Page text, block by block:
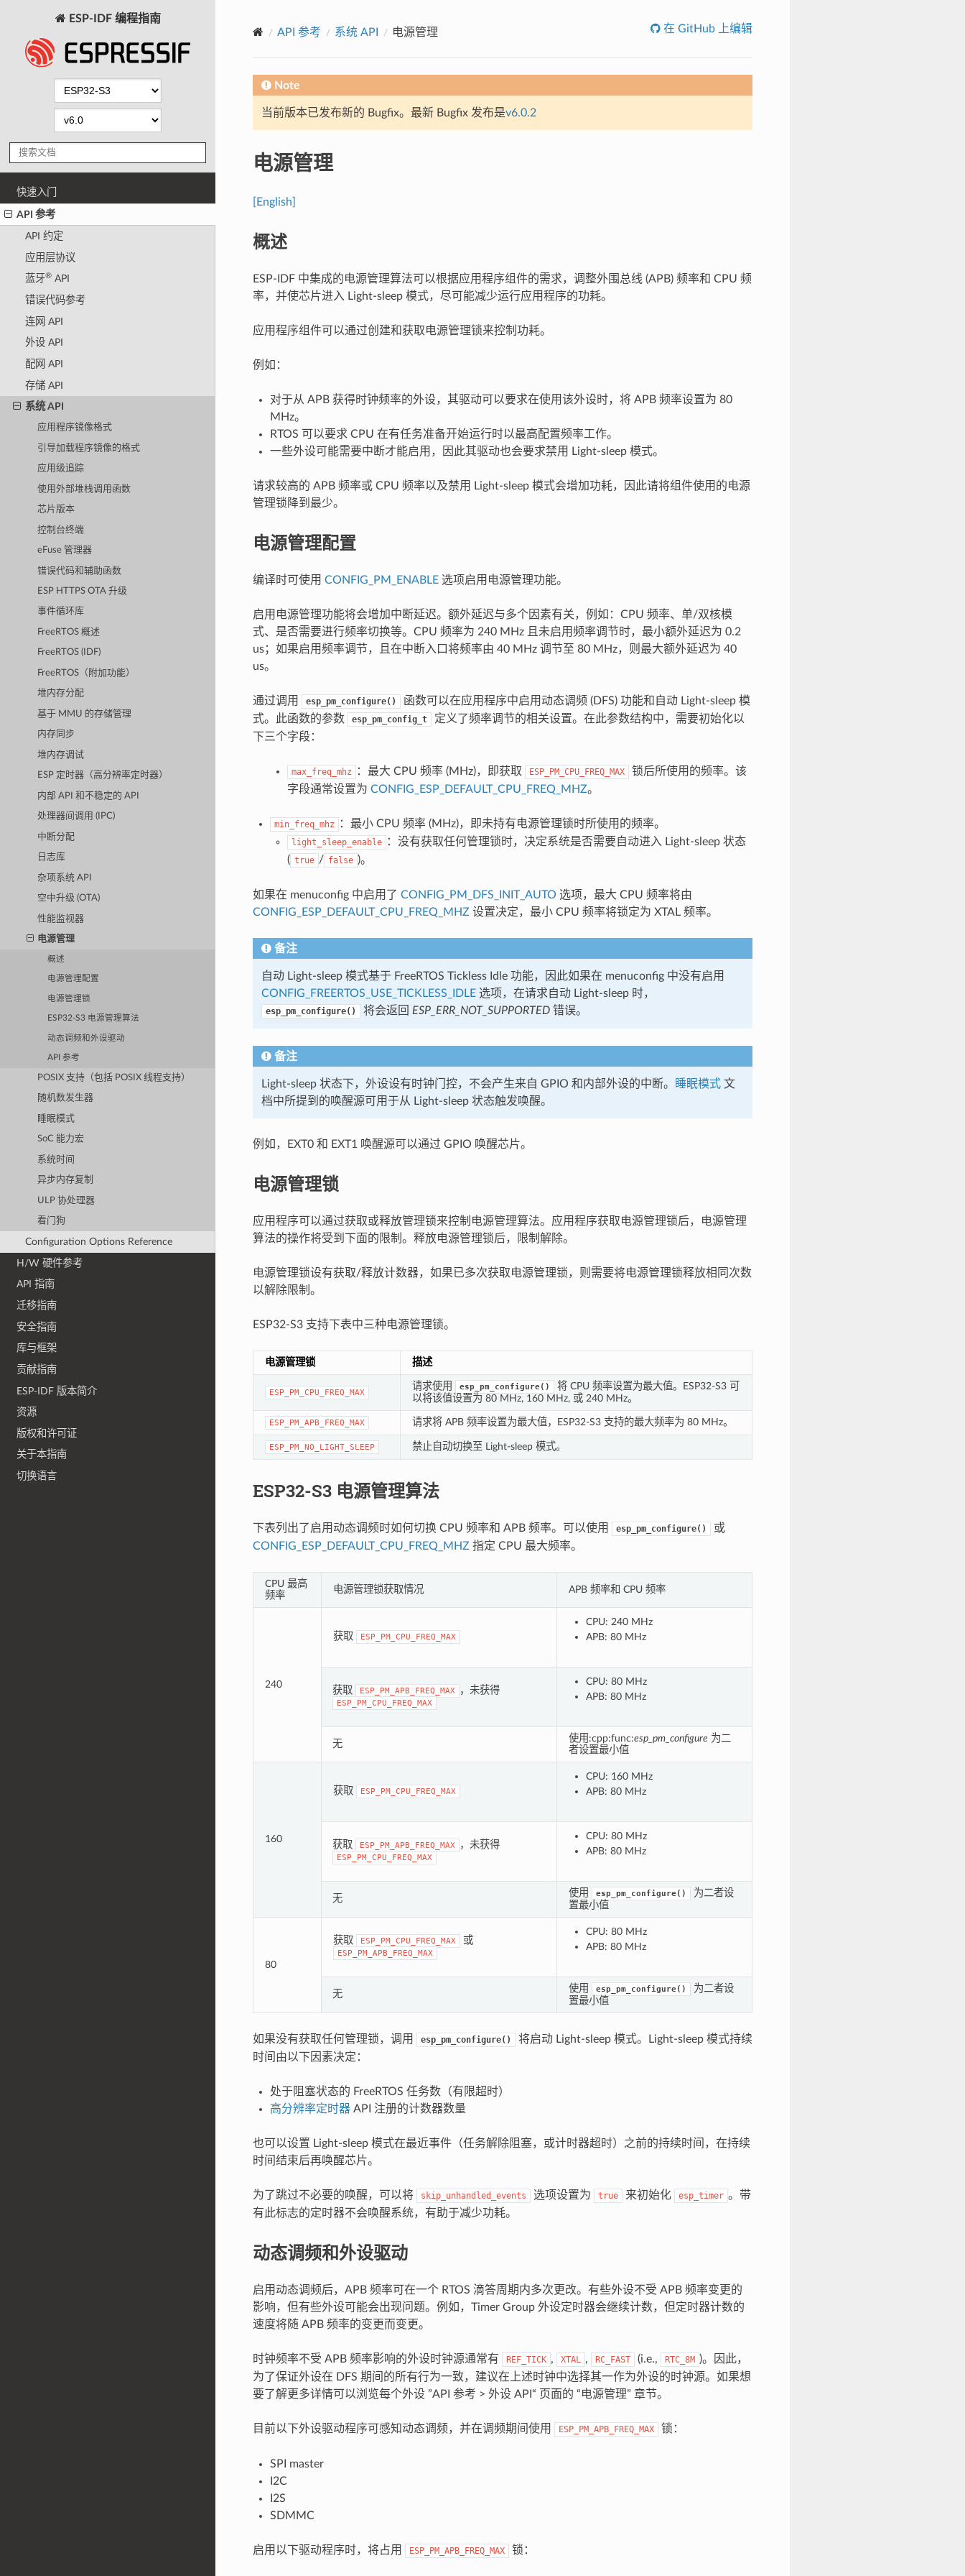
ESP-IDF 编程指南
快速入门
API 参考
API 约定
应用层协议
蓝牙®API
错误代码参考
连网 API
外设 API
配网 API
存储 API
系统 API
应用程序镜像格式
引导加载程序镜像的格式
应用级追踪
使用外部堆栈调用函数
芯片版本
控制台终端
eFuse 管理器
错误代码和辅助函数
ESP HTTPS OTA 升级
事件循环库
FreeRTOS 概述
FreeRTOS (IDF)
FreeRTOS（附加功能）
堆内存分配
基于 MMU 的存储管理
内存同步
堆内存调试
ESP 定时器（高分辨率定时器）
内部 API 和不稳定的 API
处理器间调用 (IPC)
中断分配
日志库
杂项系统 API
空中升级 (OTA)
性能监视器
电源管理
概述
电源管理配置
电源管理锁
ESP32-S3 电源管理算法
动态调频和外设驱动
API 参考
POSIX 支持（包括 POSIX 线程支持）
随机数发生器
睡眠模式
SoC 能力宏
系统时间
异步内存复制
ULP 协处理器
看门狗
Configuration Options Reference
H/W 硬件参考
API 指南
迁移指南
安全指南
库与框架
贡献指南
ESP-IDF 版本简介
资源
版权和许可证
关于本指南
切换语言
API 参考 系统 API 电源管理 在 GitHub 上编辑
Note
当前版本已发布新的 Bugfix。最新 Bugfix 发布是v6.0.2
电源管理
[English]
概述
ESP-IDF 中集成的电源管理算法可以根据应用程序组件的需求，调整外围总线 (APB) 频率和 CPU 频
率，并使芯片进入 Light-sleep 模式，尽可能减少运行应用程序的功耗。
应用程序组件可以通过创建和获取电源管理锁来控制功耗。
例如：
对于从 APB 获得时钟频率的外设，其驱动可以要求在使用该外设时，将 APB 频率设置为 80
MHz。
RTOS 可以要求 CPU 在有任务准备开始运行时以最高配置频率工作。
一些外设可能需要中断才能启用，因此其驱动也会要求禁用 Light-sleep 模式。
请求较高的 APB 频率或 CPU 频率以及禁用 Light-sleep 模式会增加功耗，因此请将组件使用的电源
管理锁降到最少。
电源管理配置
编译时可使用 CONFIG_PM_ENABLE选项启用电源管理功能。
启用电源管理功能将会增加中断延迟。额外延迟与多个因素有关，例如：CPU 频率、单/双核模
式、是否需要进行频率切换等。CPU 频率为 240 MHz 且未启用频率调节时，最小额外延迟为 0.2
us；如果启用频率调节，且在中断入口将频率由 40 MHz 调节至 80 MHz，则最大额外延迟为 40
us。
通过调用 esp_pm_configure()
函数可以在应用程序中启用动态调频 (DFS) 功能和自动 Light-sleep 模
式。此函数的参数
esp_pm_config_t
定义了频率调节的相关设置。在此参数结构中，需要初始化以
下三个字段：
max_freq_mhz ：最大 CPU 频率 (MHz)，即获取 ESP_PM_CPU_FREQ_MAX
锁后所使用的频率。该
字段通常设置为 CONFIG_ESP_DEFAULT_CPU_FREQ_MHZ。
min_freq_mhz ：最小 CPU 频率 (MHz)，即未持有电源管理锁时所使用的频率。
light_sleep_enable
：没有获取任何管理锁时，决定系统是否需要自动进入 Light-sleep 状态
( true / false )。
如果在 menuconfig 中启用了 CONFIG_PM_DFS_INIT_AUTO 选项，最大 CPU 频率将由
CONFIG_ESP_DEFAULT_CPU_FREQ_MHZ 设置决定，最小 CPU 频率将锁定为 XTAL 频率。
备注
自动 Light-sleep 模式基于 FreeRTOS Tickless Idle 功能，因此如果在 menuconfig 中没有启用
CONFIG_FREERTOS_USE_TICKLESS_IDLE选项，在请求自动 Light-sleep 时，
esp_pm_configure() 将会返回 ESP_ERR_NOT_SUPPORTED错误。
备注
Light-sleep 状态下，外设设有时钟门控，不会产生来自 GPIO 和内部外设的中断。 睡眠模式文
档中所提到的唤醒源可用于从 Light-sleep 状态触发唤醒。
例如，EXT0 和 EXT1 唤醒源可以通过 GPIO 唤醒芯片。
电源管理锁
应用程序可以通过获取或释放管理锁来控制电源管理算法。应用程序获取电源管理锁后，电源管理
算法的操作将受到下面的限制。释放电源管理锁后，限制解除。
电源管理锁设有获取/释放计数器，如果已多次获取电源管理锁，则需要将电源管理锁释放相同次数
以解除限制。
ESP32-S3 支持下表中三种电源管理锁。
电源管理锁 描述
ESP_PM_CPU_FREQ_MAX
请求使用 esp_pm_configure()
将 CPU 频率设置为最大值。ESP32-S3 可
以将该值设置为 80 MHz, 160 MHz, 或 240 MHz。
ESP_PM_APB_FREQ_MAX 请求将 APB 频率设置为最大值，ESP32-S3 支持的最大频率为 80 MHz。
ESP_PM_NO_LIGHT_SLEEP 禁止自动切换至 Light-sleep 模式。
ESP32-S3 电源管理算法
下表列出了启用动态调频时如何切换 CPU 频率和 APB 频率。可以使用 esp_pm_configure()
或
CONFIG_ESP_DEFAULT_CPU_FREQ_MHZ 指定 CPU 最大频率。
CPU 最高
频率
电源管理锁获取情况 APB 频率和 CPU 频率
240
获取 ESP_PM_CPU_FREQ_MAX
CPU: 240 MHz
APB: 80 MHz
获取 ESP_PM_APB_FREQ_MAX ，未获得
ESP_PM_CPU_FREQ_MAX
CPU: 80 MHz
APB: 80 MHz
无
使用:cpp:func:esp_pm_configure 为二
者设置最小值
160
获取 ESP_PM_CPU_FREQ_MAX
CPU: 160 MHz
APB: 80 MHz
获取 ESP_PM_APB_FREQ_MAX ，未获得
ESP_PM_CPU_FREQ_MAX
CPU: 80 MHz
APB: 80 MHz
无
使用 esp_pm_configure()
为二者设
置最小值
80
获取 ESP_PM_CPU_FREQ_MAX 或
ESP_PM_APB_FREQ_MAX
CPU: 80 MHz
APB: 80 MHz
无
使用 esp_pm_configure()
为二者设
置最小值
如果没有获取任何管理锁，调用 esp_pm_configure()
将启动 Light-sleep 模式。Light-sleep 模式持续
时间由以下因素决定：
处于阻塞状态的 FreeRTOS 任务数（有限超时）
高分辨率定时器API 注册的计数器数量
也可以设置 Light-sleep 模式在最近事件（任务解除阻塞，或计时器超时）之前的持续时间，在持续
时间结束后再唤醒芯片。
为了跳过不必要的唤醒，可以将 skip_unhandled_events 选项设置为 true 来初始化 esp_timer 。带
有此标志的定时器不会唤醒系统，有助于减少功耗。
动态调频和外设驱动
启用动态调频后，APB 频率可在一个 RTOS 滴答周期内多次更改。有些外设不受 APB 频率变更的
影响，但有些外设可能会出现问题。例如，Timer Group 外设定时器会继续计数，但定时器计数的
速度将随 APB 频率的变更而变更。
时钟频率不受 APB 频率影响的外设时钟源通常有 REF_TICK , XTAL , RC_FAST (i.e., RTC_8M )。因此，
为了保证外设在 DFS 期间的所有行为一致，建议在上述时钟中选择其一作为外设的时钟源。如果想
要了解更多详情可以浏览每个外设 ”API 参考 > 外设 API“ 页面的 “电源管理” 章节。
目前以下外设驱动程序可感知动态调频，并在调频期间使用 ESP_PM_APB_FREQ_MAX 锁：
SPI master
I2C
I2S
SDMMC
启用以下驱动程序时，将占用 ESP_PM_APB_FREQ_MAX 锁：